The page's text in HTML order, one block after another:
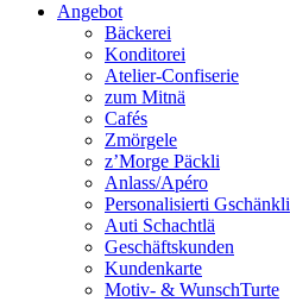
Angebot
Bäckerei
Konditorei
Atelier-Confiserie
zum Mitnä
Cafés
Zmörgele
z’Morge Päckli
Anlass/Apéro
Personalisierti Gschänkli
Auti Schachtlä
Geschäftskunden
Kundenkarte
Motiv- & WunschTurte